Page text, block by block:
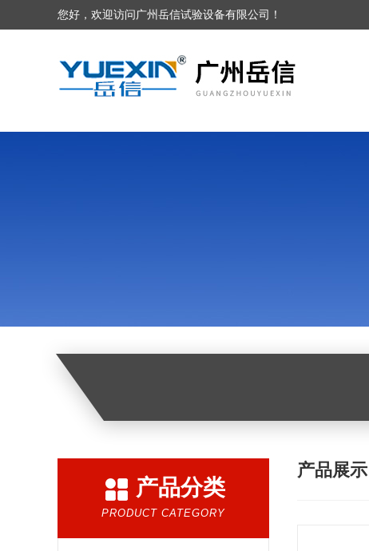
您好，欢迎访问广州岳信试验设备有限公司！
产品分类
PRODUCT CATEGORY
产品展示